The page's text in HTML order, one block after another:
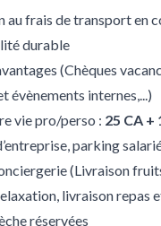
au frais de transport en
durable
(Chèques
évènements internes,...)
vie pro/perso : 25 CA +
parking
(Livraison
livraison repas
réservées